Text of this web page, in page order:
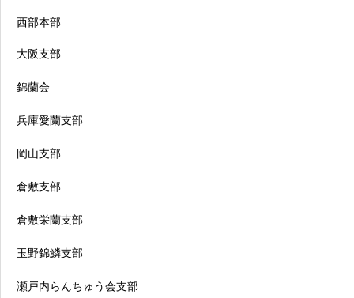
西部本部
大阪支部
錦蘭会
兵庫愛蘭支部
岡山支部
倉敷支部
倉敷栄蘭支部
玉野錦鱗支部
瀬戸内らんちゅう会支部